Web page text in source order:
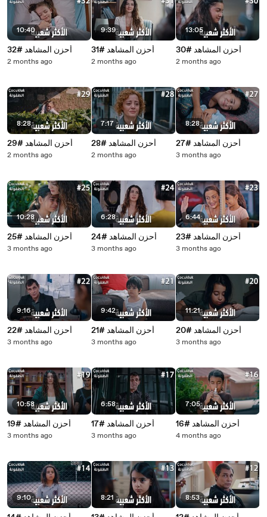
10:40
أحزن المشاهد #32
2 months ago
8:28
أحزن المشاهد #29
2 months ago
10:28
أحزن المشاهد #25
3 months ago
9:16
أحزن المشاهد #22
3 months ago
10:58
أحزن المشاهد #19
3 months ago
9:10
9:39
أحزن المشاهد #31
2 months ago
7:17
أحزن المشاهد #28
2 months ago
6:28
أحزن المشاهد #24
3 months ago
9:42
أحزن المشاهد #21
3 months ago
6:58
أحزن المشاهد #17
3 months ago
8:21
13:05
أحزن المشاهد #30
2 months ago
8:28
أحزن المشاهد #27
3 months ago
6:44
أحزن المشاهد #23
3 months ago
11:21
أحزن المشاهد #20
3 months ago
7:05
أحزن المشاهد #16
4 months ago
8:53